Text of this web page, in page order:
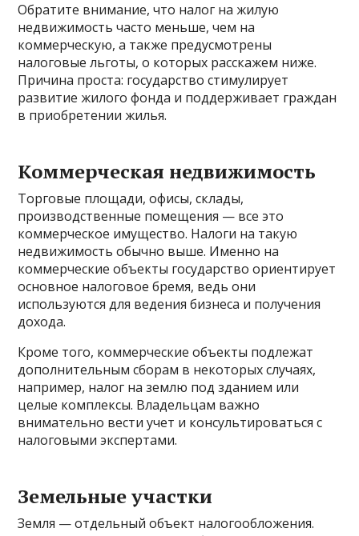
Обратите внимание, что налог на жилую
недвижимость часто меньше, чем на
коммерческую, а также предусмотрены
налоговые льготы, о которых расскажем ниже.
Причина проста: государство стимулирует
развитие жилого фонда и поддерживает граждан
в приобретении жилья.
Коммерческая недвижимость
Торговые площади, офисы, склады,
производственные помещения — все это
коммерческое имущество. Налоги на такую
недвижимость обычно выше. Именно на
коммерческие объекты государство ориентирует
основное налоговое бремя, ведь они
используются для ведения бизнеса и получения
дохода.
Кроме того, коммерческие объекты подлежат
дополнительным сборам в некоторых случаях,
например, налог на землю под зданием или
целые комплексы. Владельцам важно
внимательно вести учет и консультироваться с
налоговыми экспертами.
Земельные участки
Земля — отдельный объект налогообложения.